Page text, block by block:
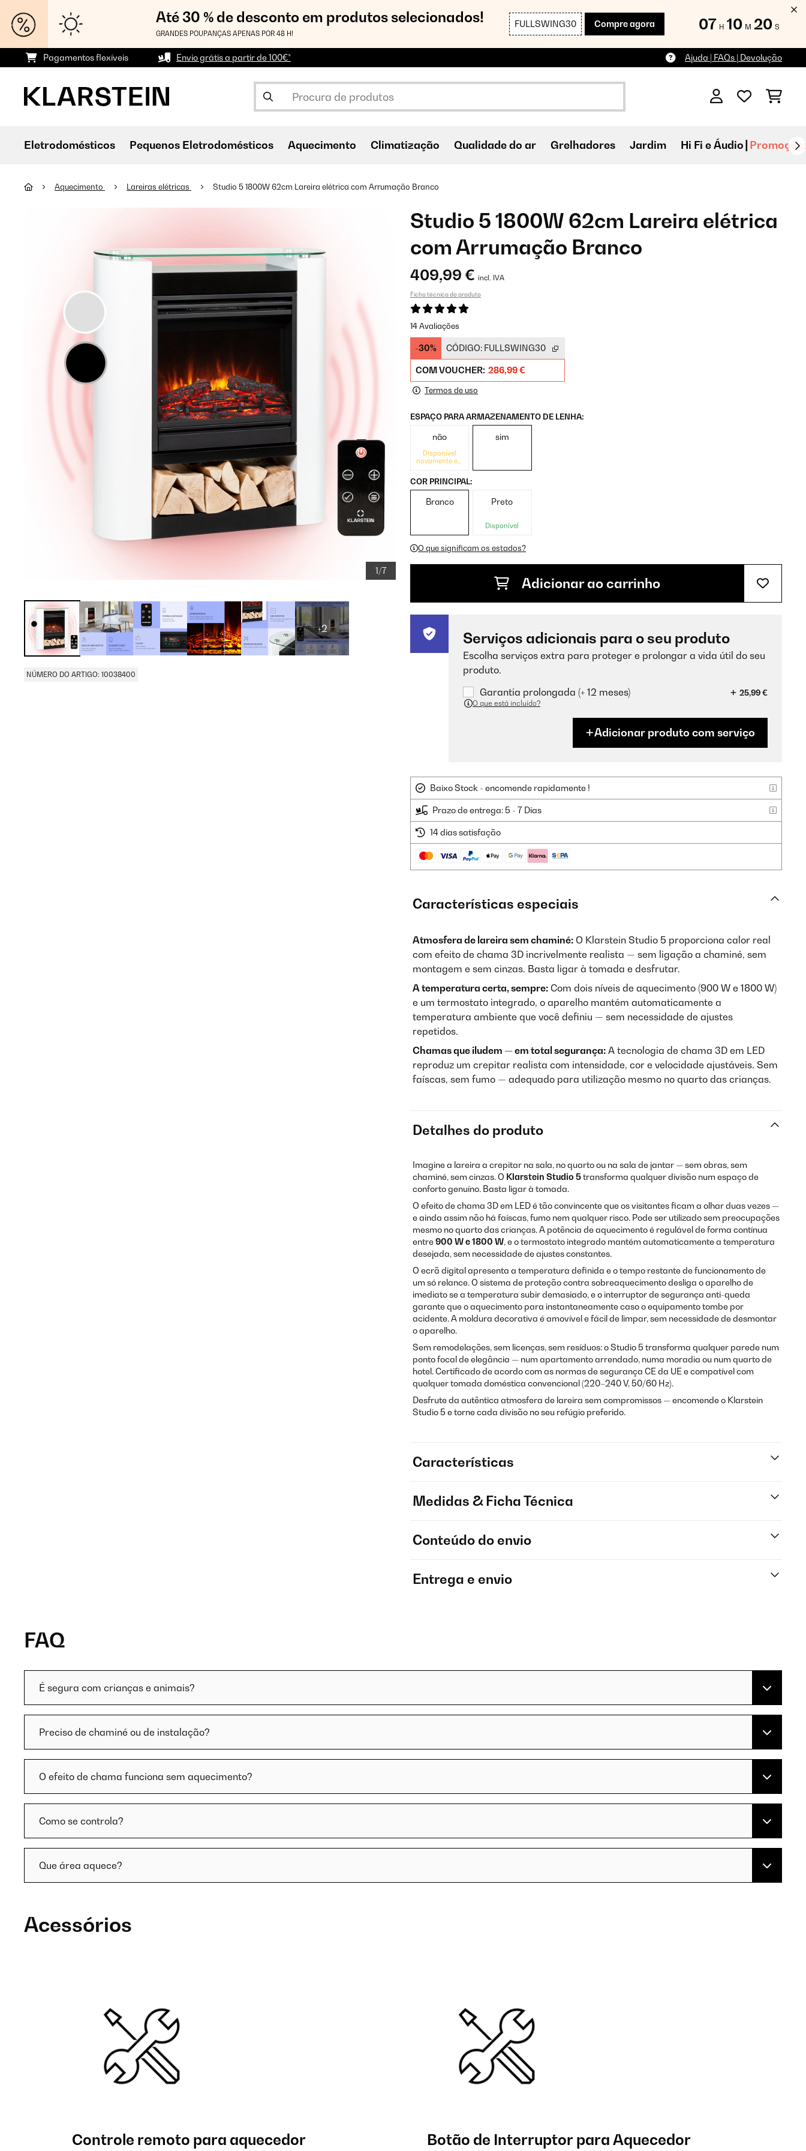
Até 30 % de desconto em produtos selecionados!
GRANDES POUPANÇAS APENAS POR 48 H!
FULLSWING30 Compre agora 07 H 10 M 19 S
Pagamentos flexíveis Envio grátis a partir de 100€* Ajuda | FAQs | Devolução
Eletrodomésticos Pequenos Eletrodomésticos Aquecimento Climatização Qualidade do ar Grelhadores Jardim Hi Fi e Áudio
Aquecimento Lareiras elétricas Studio 5 1800W 62cm Lareira elétrica com Arrumação Branco
1/7
+2
NÚMERO DO ARTIGO: 10038400
Studio 5 1800W 62cm Lareira elétrica
com Arrumação Branco
409,99 € incl. IVA
Ficha técnica do produto
14 Avaliações
-30% CÓDIGO: FULLSWING30
COM VOUCHER: 286,99 €
Termos de uso
ESPAÇO PARA ARMAZENAMENTO DE LENHA:
não
Disponível
novamente em
sim
COR PRINCIPAL:
Branco Preto
Disponível
O que significam os estados?
Adicionar ao carrinho
Serviços adicionais para o seu produto
Escolha serviços extra para proteger e prolongar a vida útil do seu
produto.
Garantia prolongada (+ 12 meses)
25,99 €
O que está incluído?
Adicionar produto com serviço
Baixo Stock - encomende rapidamente !
Prazo de entrega: 5 - 7 Dias
14 dias satisfação
Características especiais
Atmosfera de lareira sem chaminé: O Klarstein Studio 5 proporciona calor real
com efeito de chama 3D incrivelmente realista — sem ligação a chaminé, sem
montagem e sem cinzas. Basta ligar à tomada e desfrutar.
A temperatura certa, sempre: Com dois níveis de aquecimento (900 W e 1800 W)
e um termostato integrado, o aparelho mantém automaticamente a
temperatura ambiente que você definiu — sem necessidade de ajustes
repetidos.
Chamas que iludem — em total segurança: A tecnologia de chama 3D em LED
reproduz um crepitar realista com intensidade, cor e velocidade ajustáveis. Sem
faíscas, sem fumo — adequado para utilização mesmo no quarto das crianças.
Detalhes do produto
Imagine a lareira a crepitar na sala, no quarto ou na sala de jantar — sem obras, sem
chaminé, sem cinzas. O Klarstein Studio 5transforma qualquer divisão num espaço de
conforto genuíno. Basta ligar à tomada.
O efeito de chama 3D em LED é tão convincente que os visitantes ficam a olhar duas vezes —
e ainda assim não há faíscas, fumo nem qualquer risco. Pode ser utilizado sem preocupações
mesmo no quarto das crianças. A potência de aquecimento é regulável de forma contínua
entre900 W e 1800 W, e o termostato integrado mantém automaticamente a temperatura
desejada, sem necessidade de ajustes constantes.
O ecrã digital apresenta a temperatura definida e o tempo restante de funcionamento de
um só relance. O sistema de proteção contra sobreaquecimento desliga o aparelho de
imediato se a temperatura subir demasiado, e o interruptor de segurança anti-queda
garante que o aquecimento para instantaneamente caso o equipamento tombe por
acidente. A moldura decorativa é amovível e fácil de limpar, sem necessidade de desmontar
o aparelho.
Sem remodelações, sem licenças, sem resíduos: o Studio 5 transforma qualquer parede num
ponto focal de elegância — num apartamento arrendado, numa moradia ou num quarto de
hotel. Certificado de acordo com as normas de segurança CE da UE e compatível com
qualquer tomada doméstica convencional (220–240 V, 50/60 Hz).
Desfrute da autêntica atmosfera de lareira sem compromissos — encomende o Klarstein
Studio 5 e torne cada divisão no seu refúgio preferido.
Características
Medidas & Ficha Técnica
Conteúdo do envio
Entrega e envio
FAQ
É segura com crianças e animais?
Preciso de chaminé ou de instalação?
O efeito de chama funciona sem aquecimento?
Como se controla?
Que área aquece?
Acessórios
Controle remoto para aquecedor Botão de Interruptor para Aquecedor